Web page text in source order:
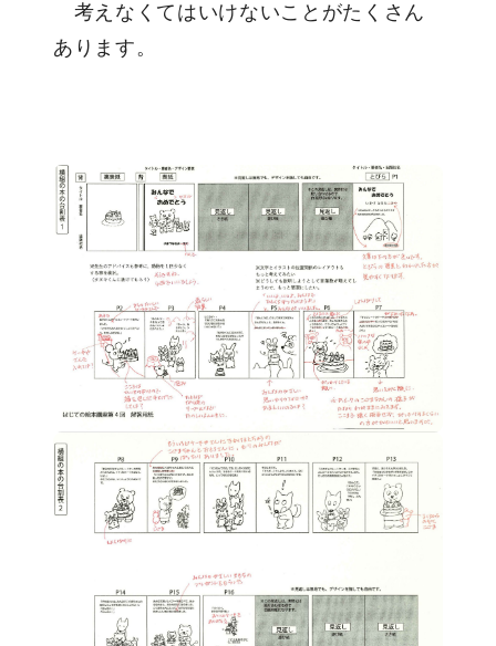
考えなくてはいけないことがたくさん
あります。